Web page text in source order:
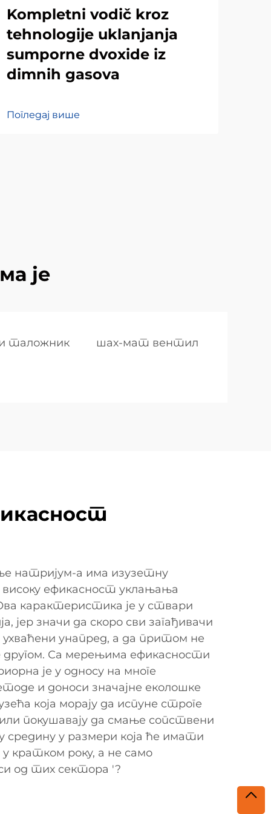
Kompletni vodič kroz
tehnologije uklanjanja
sumporne dvoxide iz
dimnih gasova
Погледај више
је
таложник шах-мат вентил
натријум-а има изузетну
ефикасност уклањања
карактеристика је у ствари
јер значи да скоро сви загађивачи
унапред, а да притом не
другом. Са мерењима ефикасности
је у односу на многе
и доноси значајне еколошке
која морају да испуне строге
покушавају да смање сопствени
у размери која ће имати
кратком року, а не само
од тих сектора '?